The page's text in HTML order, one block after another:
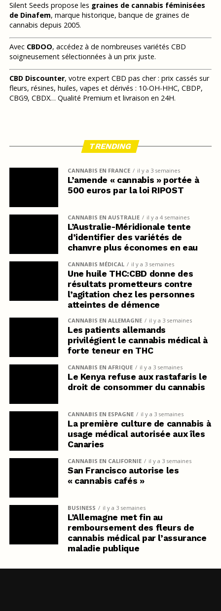
Silent Seeds propose les graines de cannabis féminisées
de Dinafem, marque historique, banque de graines de
cannabis depuis 2005.
Avec CBDOO, accédez à de nombreuses variétés CBD
soigneusement sélectionnées à un prix juste.
CBD Discounter, votre expert CBD pas cher : prix cassés sur
fleurs, résines, huiles, vapes et dérivés : 10-OH-HHC, CBDP,
CBG9, CBDX… Qualité Premium et livraison en 24H.
TRENDING
CANNABIS EN FRANCE il y a 3 semaines
L’amende « cannabis » portée à
500 euros par la loi RIPOST
CANNABIS EN AUSTRALIE il y a 4 semaines
L’Australie-Méridionale tente
d’identifier des variétés de
chanvre plus économes en eau
CANNABIS MÉDICAL il y a 3 semaines
Une huile THC:CBD donne des
résultats prometteurs contre
l’agitation chez les personnes
atteintes de démence
CANNABIS EN ALLEMAGNE il y a 3 semaines
Les patients allemands
privilégient le cannabis médical à
forte teneur en THC
CANNABIS EN AFRIQUE il y a 3 semaines
Le Kenya refuse aux rastafaris le
droit de consommer du cannabis
CANNABIS EN ESPAGNE il y a 3 semaines
La première culture de cannabis à
usage médical autorisée aux îles
Canaries
CANNABIS EN CALIFORNIE il y a 3 semaines
San Francisco autorise les
« cannabis cafés »
BUSINESS il y a 3 semaines
L’Allemagne met fin au
remboursement des fleurs de
cannabis médical par l’assurance
maladie publique